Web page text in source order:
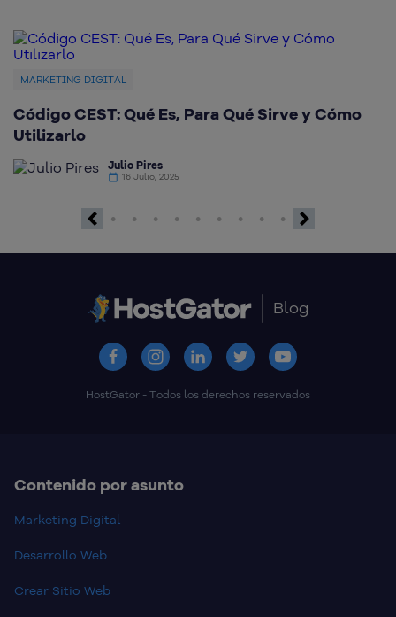
MARKETING DIGITAL
Código CEST: Qué Es, Para Qué Sirve y Cómo
Utilizarlo
Julio Pires
16 Julio, 2025
Blog
HostGator - Todos los derechos reservados
Contenido por asunto
Marketing Digital
Desarrollo Web
Crear Sitio Web